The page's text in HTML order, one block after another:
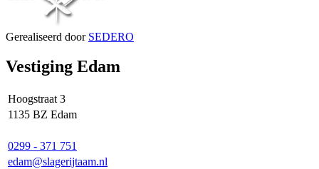
Gerealiseerd door SEDERO
Vestiging Edam
Hoogstraat 3
1135 BZ Edam
0299 - 371 751
edam@slagerijtaam.nl